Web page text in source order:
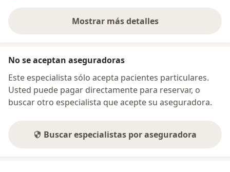
Mostrar más detalles
sobre la dirección
No se aceptan aseguradoras
Este especialista sólo acepta pacientes particulares.
Usted puede pagar directamente para reservar, o
buscar otro especialista que acepte su aseguradora.
Buscar especialistas por aseguradora